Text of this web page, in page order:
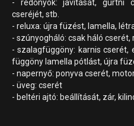
- redőnyök: javítását, gurtni
cseréjét, stb.
- reluxa: újra füzést, lamella,
- szúnyogháló: csak háló cserét,
- szalagfüggöny: karnis
függöny lamella pótlást, újra
- napernyő: ponyva cserét,
- üveg: cserét
- beltéri ajtó: beállítását, zár,